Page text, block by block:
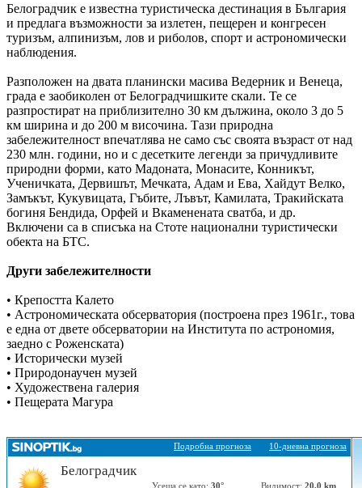
Белоградчик е известна туристическа дестинация в България
и предлага възможности за излетен, пещерен и конгресен
туризъм, алпинизъм, лов и риболов, спорт и астрономически
наблюдения.
Разположен на двата планински масива Ведерник и Венеца,
града е заобиколен от Белоградчишките скали. Те се
разпростират на приблизително 30 км дължина, около 3 до 5
км ширина и до 200 м височина. Тази природна
забележителност впечатлява не само със своята възраст от над
230 млн. години, но и с десетките легенди за причудливите
природни форми, като Мадоната, Монасите, Конникът,
Ученичката, Дервишът, Мечката, Адам и Ева, Хайдут Велко,
Замъкът, Кукувицата, Гъбите, Лъвът, Камилата, Тракийската
богиня Бендида, Орфей и Вкаменената сватба, и др.
Включени са в списъка на Стоте национални туристически
обекта на БТС.
Други забележителности
• Крепостта Калето
• Астрономическата обсерватория (построена през 1961г., това
е една от двете обсерватории на Института по астрономия,
заедно с Роженската)
• Исторически музей
• Природонаучен музей
• Художествена галерия
• Пещерата Магура